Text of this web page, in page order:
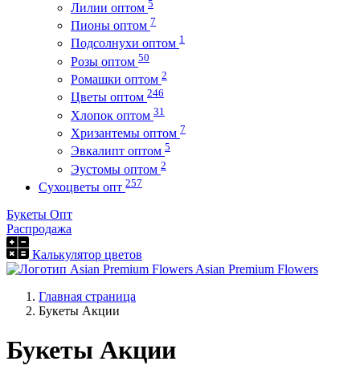
Лилии оптом 5
Пионы оптом 7
Подсолнухи оптом 1
Розы оптом 50
Ромашки оптом 2
Цветы оптом 246
Хлопок оптом 31
Хризантемы оптом 7
Эвкалипт оптом 5
Эустомы оптом 2
Сухоцветы опт 257
Букеты Опт
Распродажа
Калькулятор цветов
Asian Premium Flowers
Главная страница
Букеты Акции
Букеты Акции